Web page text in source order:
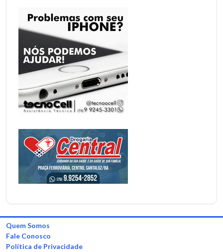
Quem Somos
Fale Conosco
Política de Privacidade